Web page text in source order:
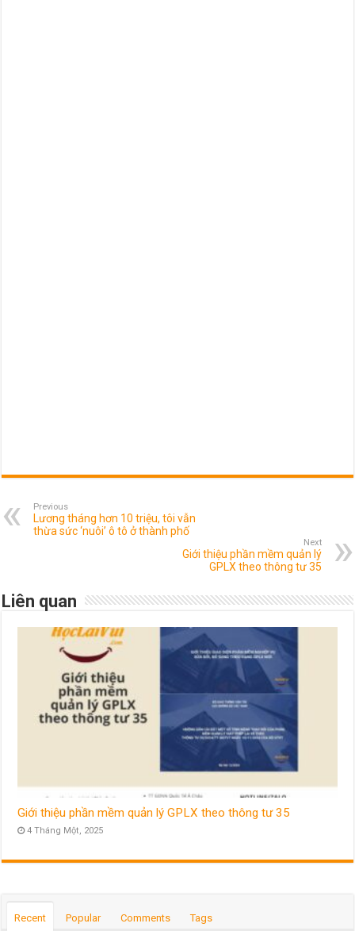
Previous
Lương tháng hơn 10 triệu, tôi vẫn
thừa sức ‘nuôi’ ô tô ở thành phố
Next
Giới thiệu phần mềm quản lý
GPLX theo thông tư 35
Liên quan
Giới thiệu phần mềm quản lý GPLX theo thông tư 35
4 Tháng Một, 2025
Recent Popular Comments Tags